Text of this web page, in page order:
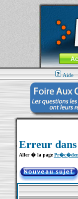
MacBook-fr.com :
Aller au contenu
Menu
Aide
Erreur dans
Aller � la page